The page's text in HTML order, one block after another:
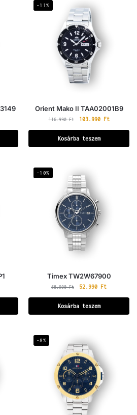
-11%
Orient Mako II TAA02001B9
116.990Ft 103.990 Ft
Kosárba teszem
-10%
Timex TW2W67900
58.990Ft 52.990 Ft
Kosárba teszem
-8%